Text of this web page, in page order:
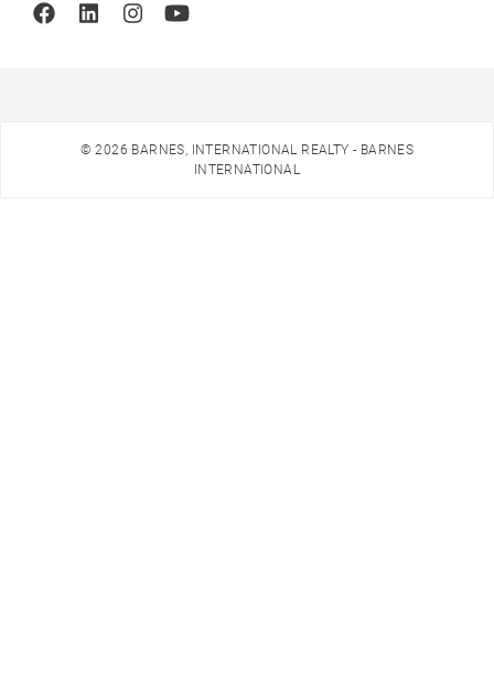
FacebookLinkedinInstagramYoutube
© 2026 BARNES, INTERNATIONAL REALTY - BARNES
INTERNATIONAL